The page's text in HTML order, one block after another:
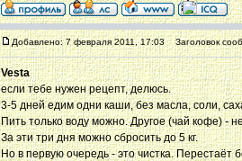
Добавлено: 7 февраля 2011, 17:03 Заголовок
Vesta
если тебе нужен рецепт, делюсь.
3-5 дней едим одни каши, без масла, соли,
Пить только воду можно. Другое (чай кофе) -
За эти три дня можно сбросить до 5 кг.
Но в первую очередь - это чистка. Перестаёт